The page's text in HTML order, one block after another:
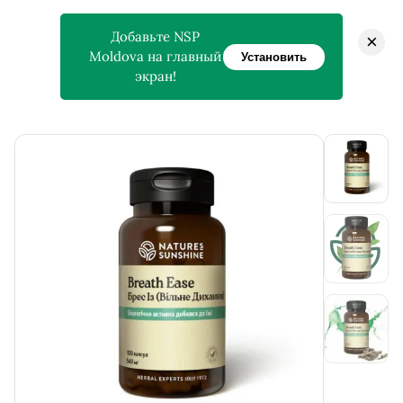
> >
Добавьте NSP
Moldova на главный
экран!
Установить
×